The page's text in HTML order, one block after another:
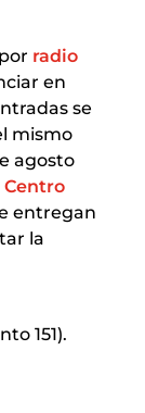
radio
en
se
mismo
agosto
Centro
entregan
la
151).